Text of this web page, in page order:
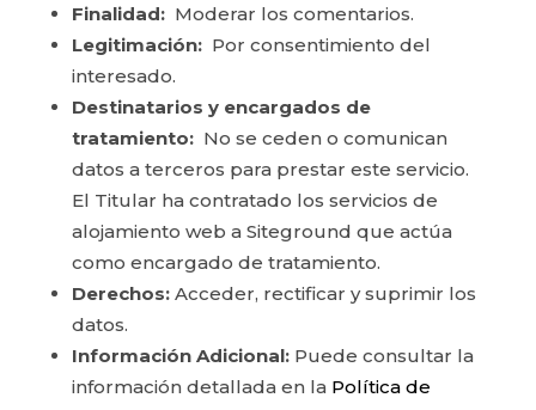
Finalidad:Moderar los comentarios.
Legitimación:Por consentimiento del
interesado.
Destinatarios y encargados de
tratamiento:No se ceden o comunican
datos a terceros para prestar este servicio.
El Titular ha contratado los servicios de
alojamiento web a Siteground que actúa
como encargado de tratamiento.
Derechos:Acceder, rectificar y suprimir los
datos.
Información Adicional:Puede consultar la
información detallada en la Política de